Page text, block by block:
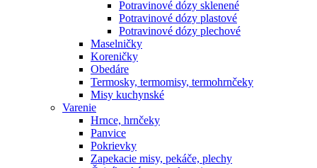
Potravinové dózy sklenené
Potravinové dózy plastové
Potravinové dózy plechové
Maselničky
Koreničky
Obedáre
Termosky, termomisy, termohrnčeky
Misy kuchynské
Varenie
Hrnce, hrnčeky
Panvice
Pokrievky
Zapekacie misy, pekáče, plechy